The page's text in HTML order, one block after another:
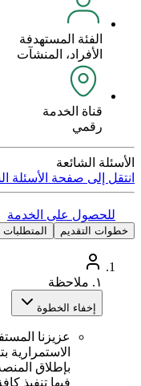
الفئة المستهدفة
الأفراد، المنشآت
قناة الخدمة
رقمي
الأسئلة الشائعة
انتقل إلى صفحة الأسئلة
للحصول على الخدمة
خطوات التقديم المتطلبات
١. ملاحظة
إخفاء الخطوة
عزيزنا
بإطلاق
فيها تنفيذ